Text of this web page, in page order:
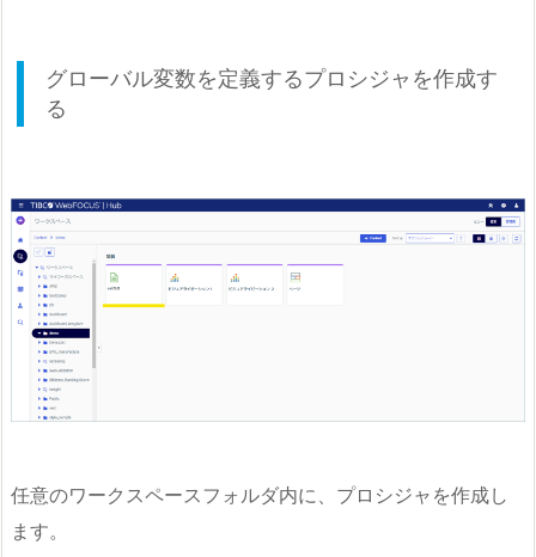
グローバル変数を定義するプロシジャを作成す
る
任意のワークスペースフォルダ内に、プロシジャを作成し
ます。